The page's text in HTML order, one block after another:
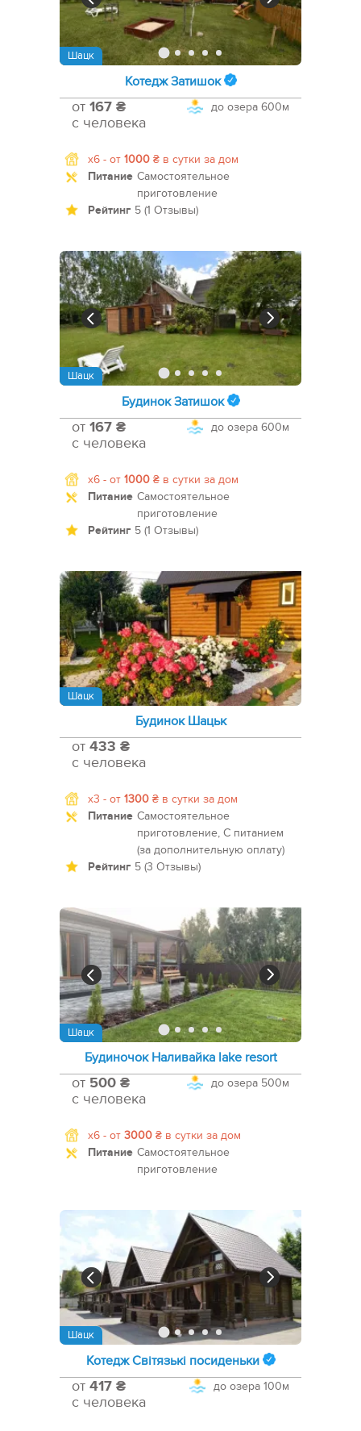
Шацк
Котедж Затишок
до озера 600м
от 167 ₴
с человека
x6 - от 1000 ₴ в сутки за дом
Питание Самостоятельное
приготовление
Рейтинг 5 (1 Отзывы)
Шацк
Будинок Затишок
до озера 600м
от 167 ₴
с человека
x6 - от 1000 ₴ в сутки за дом
Питание Самостоятельное
приготовление
Рейтинг 5 (1 Отзывы)
Шацк
Будинок Шацьк
от 433 ₴
с человека
x3 - от 1300 ₴ в сутки за дом
Питание Самостоятельное
приготовление, С питанием
(за дополнительную оплату)
Рейтинг 5 (3 Отзывы)
Шацк
Будиночок Наливайка lake resort
до озера 500м
от 500 ₴
с человека
x6 - от 3000 ₴ в сутки за дом
Питание Самостоятельное
приготовление
Шацк
Котедж Світязькі посиденьки
до озера 100м
от 417 ₴
с человека